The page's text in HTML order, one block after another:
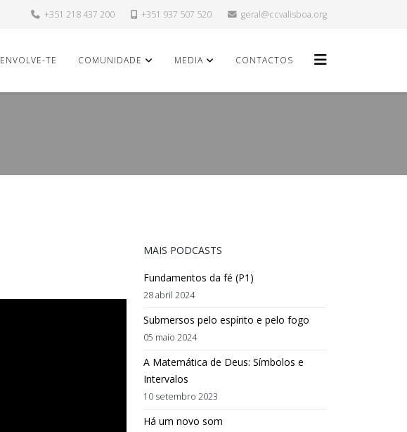
+351 218 437 200 +351 937 507 520 geral@ccvalisboa.org
Helix3
ENVOLVE-TE COMUNIDADE MEDIA CONTACTOS
MAIS PODCASTS
Fundamentos da fé (P1)
28 abril 2024
Submersos pelo espírito e pelo fogo
05 maio 2024
A Matemática de Deus: Símbolos e
Intervalos
10 setembro 2023
Há um novo som